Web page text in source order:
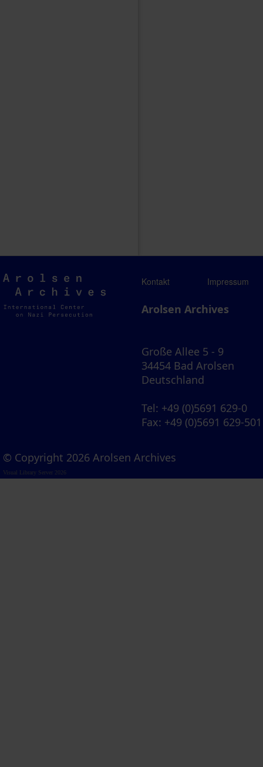
Arolsen
Archives
Kontakt Impressum
Arolsen Archives
Große Allee 5 - 9
34454 Bad Arolsen
Deutschland
Tel: +49 (0)5691 629-0
Fax: +49 (0)5691 629-501
© Copyright 2026 Arolsen Archives
Visual Library Server 2026